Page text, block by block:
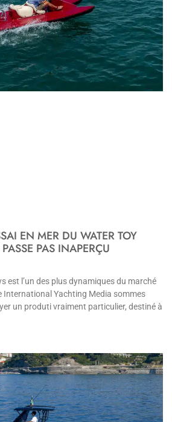
EN MER DU WATER TOY
PAS INAPERÇU
est l’un des plus dynamiques du marché
International Yachting Media sommes
un produti vraiment particulier, destiné à